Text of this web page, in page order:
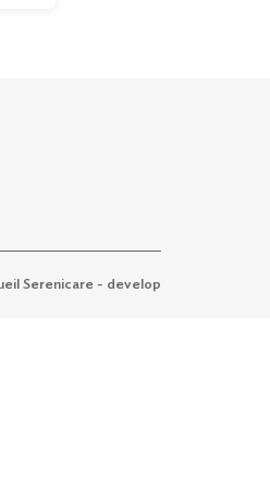
Serenicare - develop